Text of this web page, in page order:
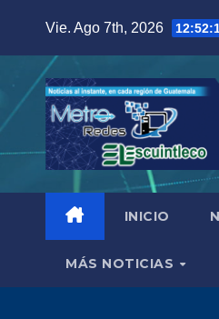
contenido
Vie. Ago 7th, 2026
INICIO
MÁS NOTICIAS